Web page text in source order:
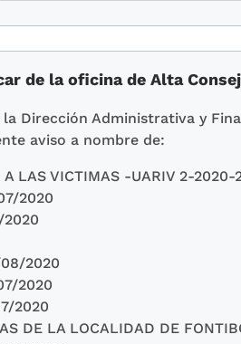
de la oficina de Alta
Dirección Administrativa y
aviso a nombre de:
A LAS VICTIMAS -UARIV 2-
2020
2020
08/2020
2020
2020
DE LA LOCALIDAD DE